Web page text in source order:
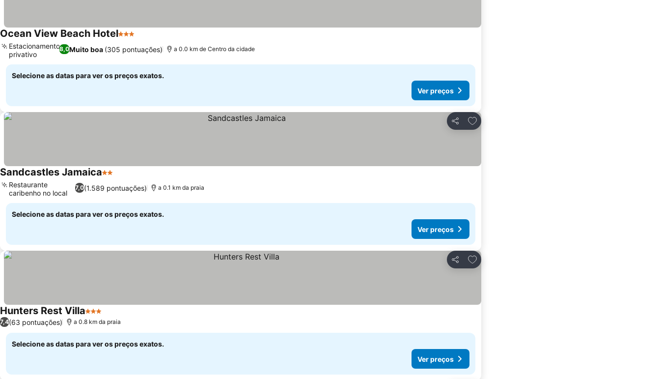
Ocean View Beach Hotel3 Estrelas
8,0Muito boa (305 pontuações)
Estacionamento
privativo
a 0.0 km de Centro da cidade
Selecione as datas para ver os preços exatos.
Ver preços
Partilhar
Adicionar aos favoritos
Sandcastles Jamaica2 Estrelas
7,0(1.589 pontuações)
Restaurante
caribenho no local
a 0.1 km da praia
Selecione as datas para ver os preços exatos.
Ver preços
Partilhar
Adicionar aos favoritos
Hunters Rest Villa3 Estrelas
7,4(63 pontuações) a 0.8 km da praia
Selecione as datas para ver os preços exatos.
Ver preços